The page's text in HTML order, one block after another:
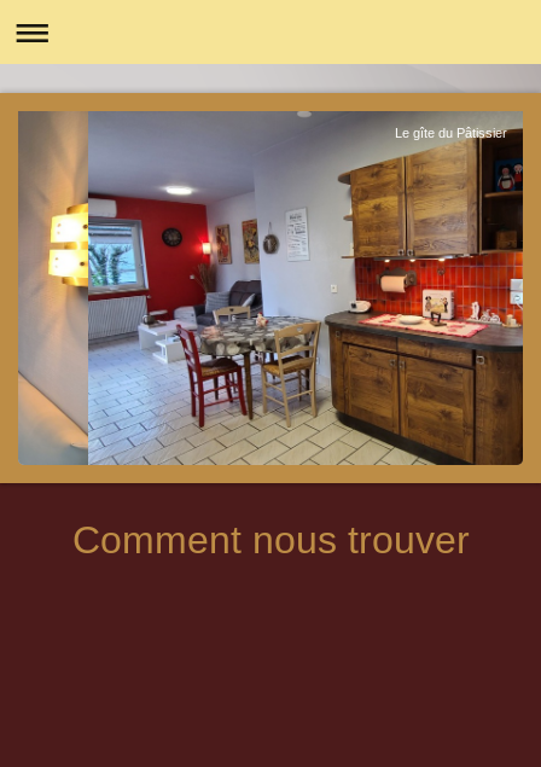
Le gîte du Pâtissier
Comment nous trouver